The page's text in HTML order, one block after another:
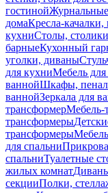
гостиной
домаКресла-качалки,
кухниСтолы, столики
барныеКухонный
уголки, диваны
для кухниМебель
ваннойШкафы,
ваннойЗеркала для
трансформерМебель-
трансформеры
трансформеры
для спальни
спальниТуалетные
жилых комнат
секцииПолки,